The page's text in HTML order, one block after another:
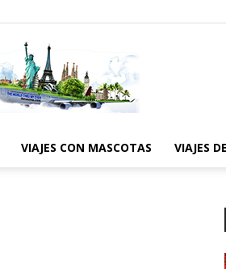
VIAJES CON MASCOTAS VIAJES